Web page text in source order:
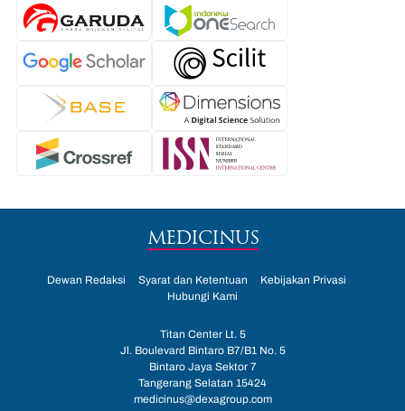
MEDICINUS
Dewan Redaksi Syarat dan Ketentuan
Kebijakan Privasi
Hubungi Kami
Titan Center Lt. 5
Jl. Boulevard Bintaro B7/B1 No. 5
Bintaro Jaya Sektor 7
Tangerang Selatan 15424
medicinus@dexagroup.com